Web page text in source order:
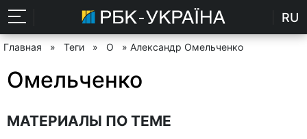
RU
Главная » Теги » О » Александр Омельченко
Омельченко
МАТЕРИАЛЫ ПО ТЕМЕ